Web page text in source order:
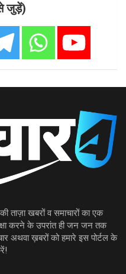
जुड़ें)
ताज़ा खबरों व समाचारों का एक
करने के उपरांत ही जन जन तक
अथवा ख़बरों को हमारे इस पोर्टल के